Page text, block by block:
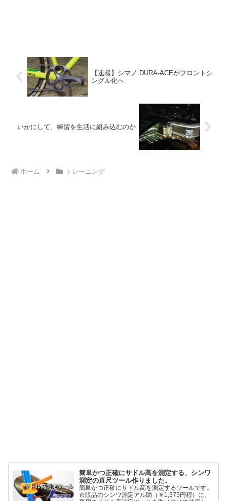
【速報】シマノ DURA-ACEがフロントシ
ングル化へ
いかにして、練習を生活に組み込むのか
ホーム トレーニング
簡単かつ正確にサドル高を測定する、シンワ
測定の直尺ツール作りました。
簡単かつ正確にサドル高を測定するツールです。
市販品のシンワ測定アル助（￥1,375円程）に、